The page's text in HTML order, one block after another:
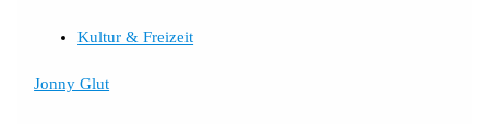
Kultur & Freizeit
Jonny Glut